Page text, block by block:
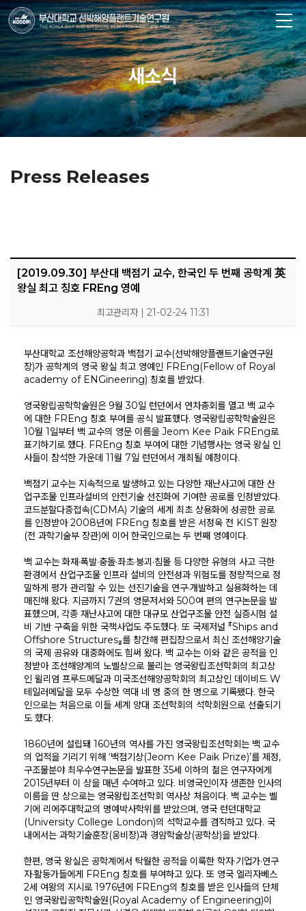
KOSORI
인사말
목적 및 비전
구성원
오시는길
새소식
공지사항
보도자료
채용공고
연구센터
구조충격연구센터
화재폭발연구센터
심해저연구센터
수소혁신허브&센터
조선해양ICT융합연구실
시험인증센터
시험인증
인증시험장비
보유시험설비
연구성과
연구실적
연구논문
학술대회발표
새소식
Press Releases
[2019.09.30] 부산대 백점기 교수, 한국인 두 번째 공학계 英
왕실 최고 칭호 FREng 영예
최고관리자 | 21-02-24 11:31
부산대학교 조선해양공학과 백점기 교수(선박해양플랜트기술연구원
장)가 공학계의 영국 왕실 최고 영예인 FREng(Fellow of Royal
academy of ENGineering) 칭호를 받았다.
영국왕립공학학술원은 9월 30일 런던에서 연차총회를 열고 백 교수
에 대한 FREng 칭호 부여를 공식 발표했다. 영국왕립공학학술원은
10월 1일부터 백 교수의 영문 이름을 Jeom Kee Paik FREng로
표기하기로 했다. FREng 칭호 부여에 대한 기념행사는 영국 왕실 인
사들이 참석한 가운데 11월 7일 런던에서 개최될 예정이다.
백점기 교수는 지속적으로 발생하고 있는 다양한 재난사고에 대한 산
업구조물 인프라설비의 안전기술 선진화에 기여한 공로를 인정받았다.
코드분할다중접속(CDMA) 기술의 세계 최초 상용화에 성공한 공로
를 인정받아 2008년에 FREng 칭호를 받은 서정욱 전 KIST 원장
(전 과학기술부 장관)에 이어 한국인으로는 두 번째 영예이다.
백 교수는 화재·폭발·충돌·좌초·붕괴·침몰 등 다양한 유형의 사고 극한
환경에서 산업구조물 인프라 설비의 안전성과 위험도를 정량적으로 정
밀하게 평가 관리할 수 있는 선진기술을 연구·개발하고 실용화하는 데
매진해 왔다. 지금까지 7권의 영문저서와 500여 편의 연구논문을 발
표했으며, 각종 재난사고에 대한 대규모 산업구조물 안전 실증시험 설
비 기반 구축을 위한 국책사업도 주도했다. 또 국제저널 『Ships and
Offshore Structures』를 창간해 편집장으로서 최신 조선해양기술
의 국제 공유와 대중화에도 힘써 왔다. 백 교수는 이와 같은 공적을 인
정받아 조선해양계의 노벨상으로 불리는 영국왕립조선학회의 최고상
인 윌리엄 프루드메달과 미국조선해양공학회의 최고상인 데이비드 W
테일러메달을 모두 수상한 역대 네 명 중의 한 명으로 기록됐다. 한국
인으로는 처음으로 이들 세계 양대 조선학회의 석학회원으로 선출되기
도 했다.
1860년에 설립돼 160년의 역사를 가진 영국왕립조선학회는 백 교수
의 업적을 기리기 위해 ‘백점기상(Jeom Kee Paik Prize)’를 제정,
구조물분야 최우수연구논문을 발표한 35세 이하의 젊은 연구자에게
2015년부터 이 상을 매년 수여하고 있다. 비영국인이자 생존한 인사의
이름을 딴 상으로는 영국왕립조선학회 역사상 처음이다. 백 교수는 벨
기에 리에주대학교의 명예박사학위를 받았으며, 영국 런던대학교
(University College London)의 석학교수를 겸직하고 있다. 국
내에서는 과학기술훈장(웅비장)과 경암학술상(공학상)을 받았다.
한편, 영국 왕실은 공학계에서 탁월한 공적을 이룩한 학자·기업가·연구
자·활동가들에게 FREng 칭호를 부여하고 있다. 또 영국 엘리자베스
2세 여왕의 지시로 1976년에 FREng의 칭호를 받은 인사들의 단체
인 영국왕립공학학술원(Royal Academy of Engineering)이